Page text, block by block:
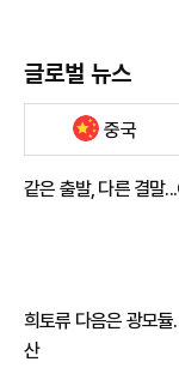
글로벌 뉴스
중국
같은 출발, 다른 결말
희토류 다음은 광모
산